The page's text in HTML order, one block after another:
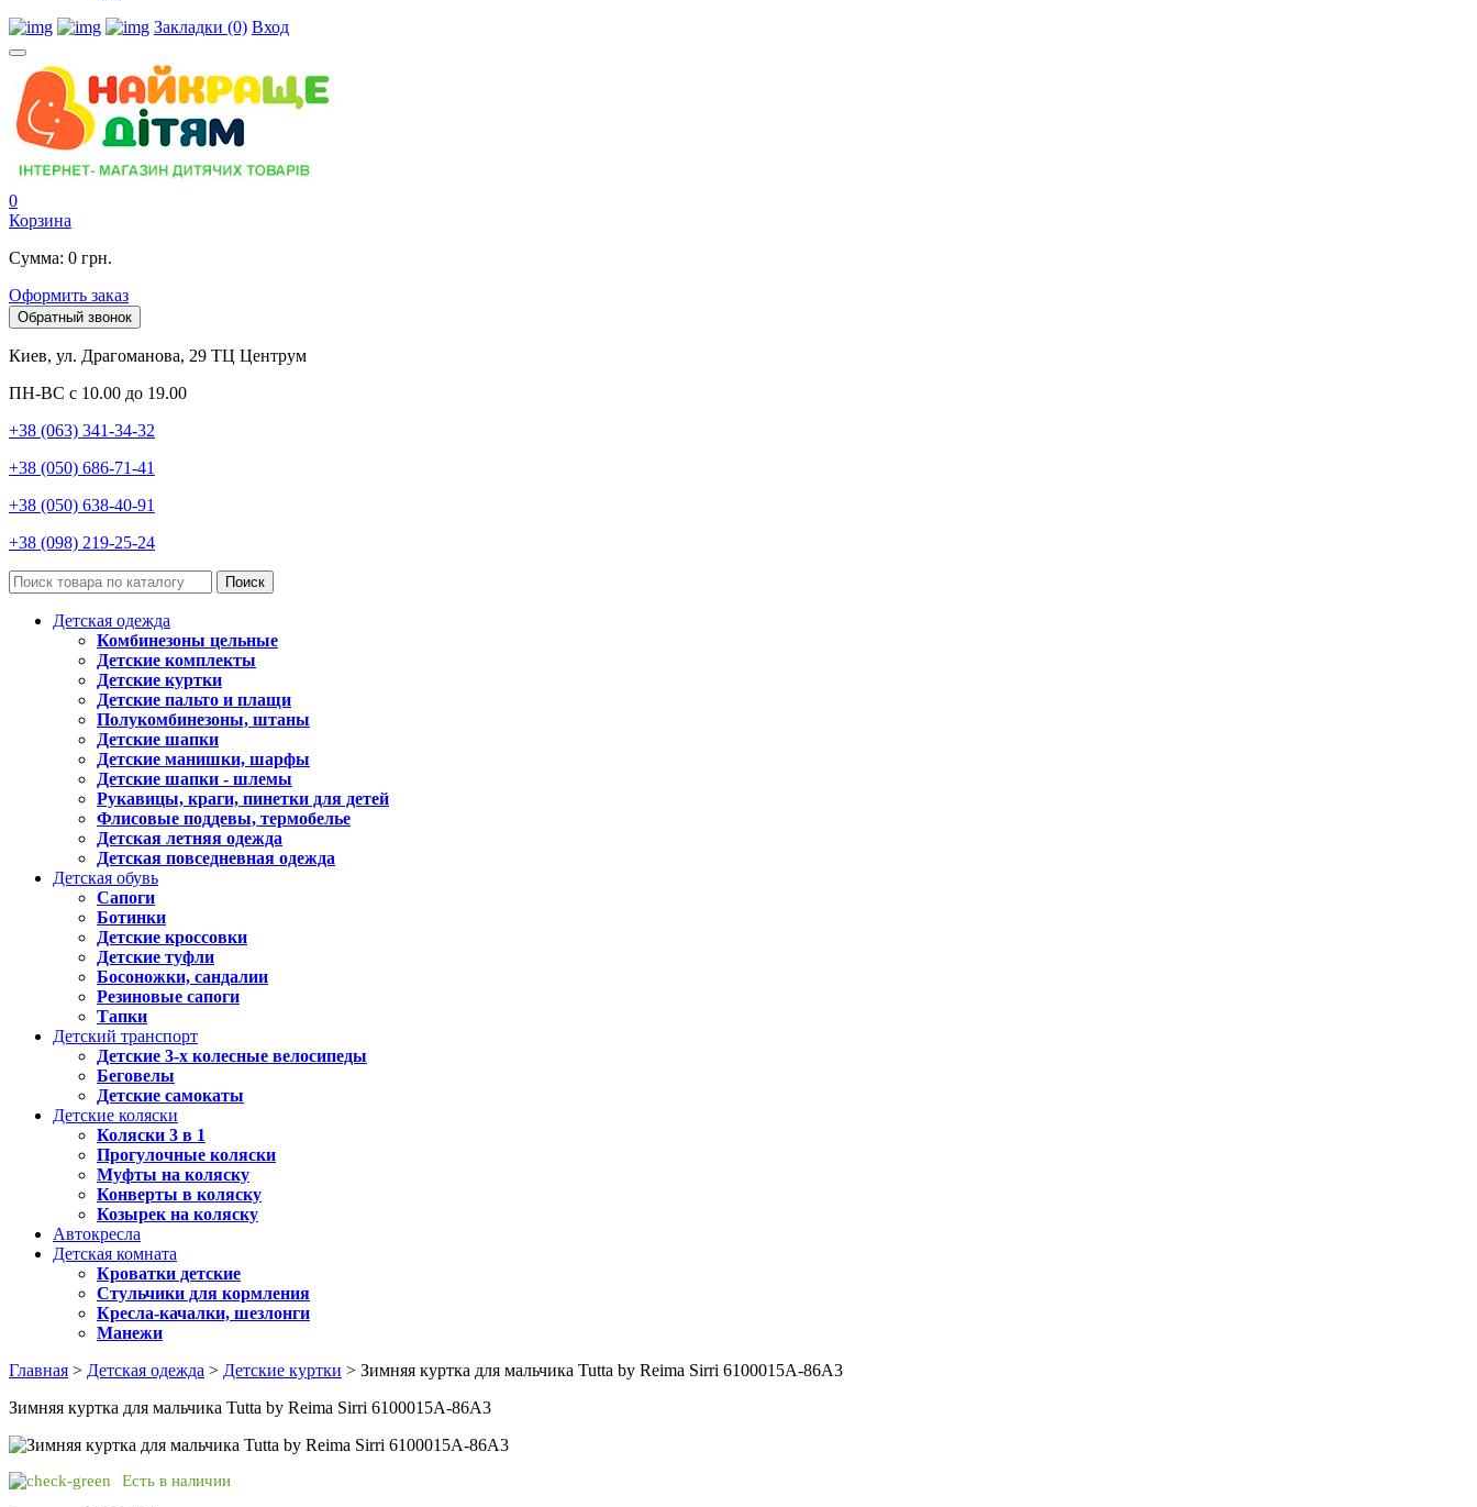
Закладки (0) Вход
0
Корзина
Сумма: 0 грн.
Оформить заказ
Обратный звонок
Киев, ул. Драгоманова, 29 ТЦ Центрум
ПН-ВС с 10.00 до 19.00
+38 (063) 341-34-32
+38 (050) 686-71-41
+38 (050) 638-40-91
+38 (098) 219-25-24
Поиск
Детская одежда
Комбинезоны цельные
Детские комплекты
Детские куртки
Детские пальто и плащи
Полукомбинезоны, штаны
Детские шапки
Детские манишки, шарфы
Детские шапки - шлемы
Рукавицы, краги, пинетки для детей
Флисовые поддевы, термобелье
Детская летняя одежда
Детская повседневная одежда
Детская обувь
Сапоги
Ботинки
Детские кроссовки
Детские туфли
Босоножки, сандалии
Резиновые сапоги
Тапки
Детский транспорт
Детские 3-х колесные велосипеды
Беговелы
Детские самокаты
Детские коляски
Коляски 3 в 1
Прогулочные коляски
Муфты на коляску
Конверты в коляску
Козырек на коляску
Автокресла
Детская комната
Кроватки детские
Стульчики для кормления
Кресла-качалки, шезлонги
Манежи
Главная > Детская одежда > Детские куртки > Зимняя куртка для мальчика Tutta by Reima Sirri 6100015A-86A3
Зимняя куртка для мальчика Tutta by Reima Sirri 6100015A-86A3
Есть в наличии